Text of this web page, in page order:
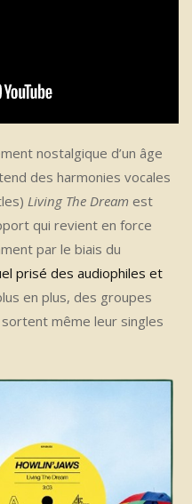
nostalgique d’un âge
des harmonies vocales
Living The Dream est
qui revient en force
par le biais du
prisé des audiophiles et
en plus, des groupes
même leur singles